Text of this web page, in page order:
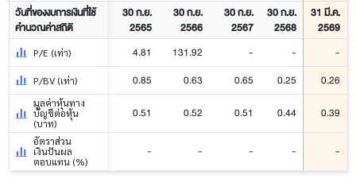
วันที่ของงบการเงินที่ใช้
คำนวณค่าสถิติ
30 ก.ย.
2565
30 ก.ย.
2566
30 ก.ย.
2567
30 ก.ย.
2568
31 มี.ค.
2569
P/E (เท่า) 4.81 131.92 - - -
P/BV (เท่า) 0.85 0.63 0.65 0.25 0.26
มูลค่าหุ้นทาง
บัญชีต่อหุ้น
(บาท)
0.51 0.52 0.51 0.44 0.39
อัตราส่วน
เงินปันผล
ตอบแทน (%)
- - - - -